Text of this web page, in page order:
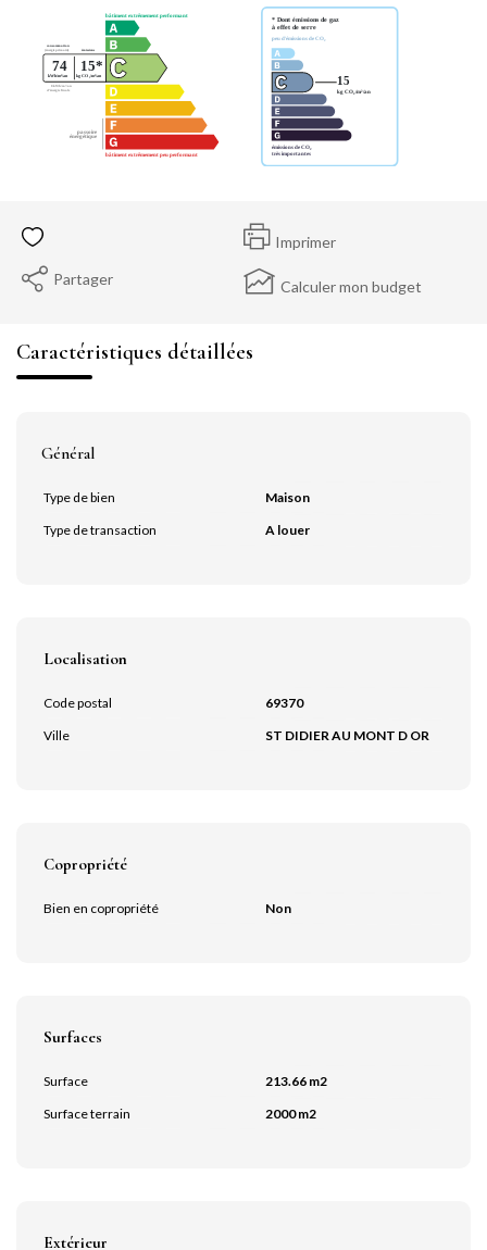
Imprimer
Partager
Calculer mon budget
Caractéristiques détaillées
Général
Type de bien
Maison
Type de transaction
A louer
Localisation
Code postal
69370
Ville
ST DIDIER AU MONT D OR
Copropriété
Bien en copropriété Non
Surfaces
Surface
213.66 m2
Surface terrain
2000 m2
Extérieur